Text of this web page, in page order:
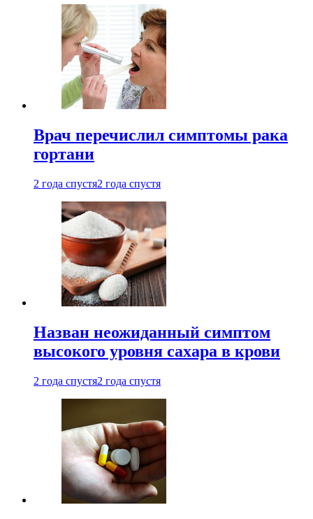
Врач перечислил симптомы рака
гортани
2 года спустя2 года спустя
Назван неожиданный симптом
высокого уровня сахара в крови
2 года спустя2 года спустя